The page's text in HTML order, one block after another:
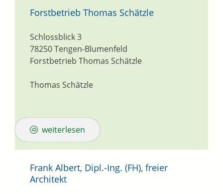
Forstbetrieb Thomas Schätzle
Forstbetrieb Thomas Schätzle
Schlossblick 3
78250Tengen-Blumenfeld
Thomas Schätzle
weiterlesen
Frank Albert, Dipl.-Ing. (FH), freier
Architekt